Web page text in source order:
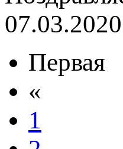
07.03.2020
Первая
«
1